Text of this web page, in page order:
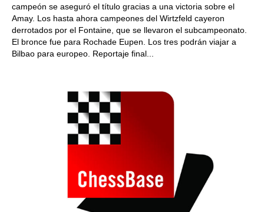
campeón se aseguró el título gracias a una victoria sobre el
Amay. Los hasta ahora campeones del Wirtzfeld cayeron
derrotados por el Fontaine, que se llevaron el subcampeonato.
El bronce fue para Rochade Eupen. Los tres podrán viajar a
Bilbao para europeo. Reportaje final...